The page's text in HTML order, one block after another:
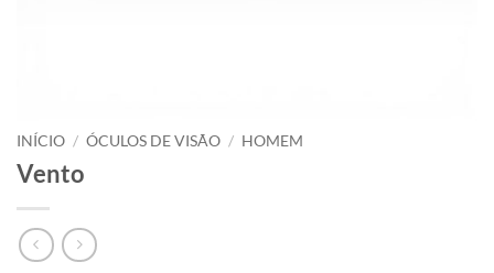
INÍCIO / ÓCULOS DE VISÃO / HOMEM
Vento